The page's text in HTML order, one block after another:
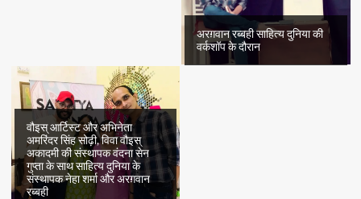
अरग़वान रब्बही साहित्य दुनिया की
वर्कशॉप के दौरान
वौइस् आर्टिस्ट और अभिनेता
अमरिंदर सिंह सोढ़ी, विवा वौइस्
अकादमी की संस्थापक वंदना सेन
गुप्ता के साथ साहित्य दुनिया के
संस्थापक नेहा शर्मा और अरग़वान
रब्बही